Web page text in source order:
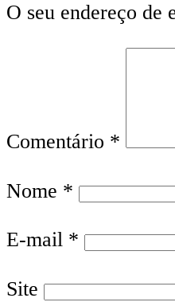
O seu endereço de
Comentário *
Nome *
E-mail *
Site